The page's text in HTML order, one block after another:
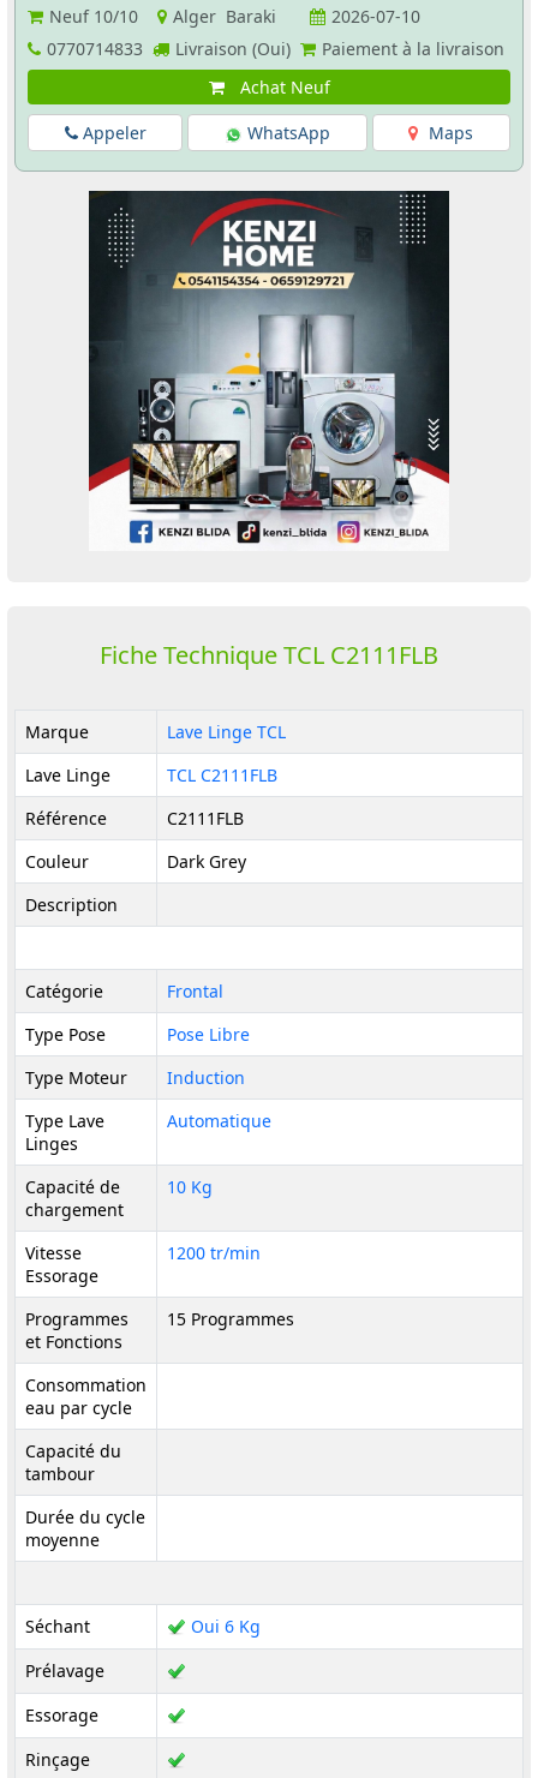
Neuf 10/10 Alger Baraki
2026-07-10
0770714833
Livraison (Oui)
Paiement à la livraison
Achat Neuf
Appeler
WhatsApp Maps
Fiche Technique TCL C2111FLB
Marque
Lave Linge TCL
Lave Linge
TCL C2111FLB
Référence
C2111FLB
Couleur
Dark Grey
Description
Catégorie
Frontal
Type Pose
Pose Libre
Type Moteur
Induction
Type Lave
Linges
Automatique
Capacité de
chargement
10 Kg
Vitesse
Essorage
1200 tr/min
Programmes
et Fonctions
15 Programmes
Consommation
eau par cycle
Capacité du
tambour
Durée du cycle
moyenne
Séchant
Oui 6 Kg
Prélavage
Essorage
Rinçage